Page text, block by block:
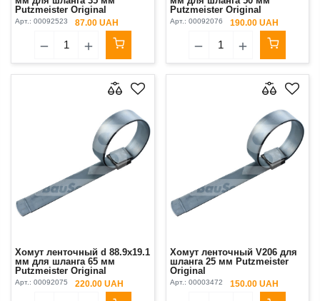
Putzmeister Original
Арт.: 00092523 87.00 UAH
Putzmeister Original
Арт.: 00092076 190.00 UAH
Хомут ленточный d 88.9х19.1
мм для шланга 65 мм
Putzmeister Original
Арт.: 00092075 220.00 UAH
Хомут ленточный V206 для
шланга 25 мм Putzmeister
Original
Арт.: 00003472 150.00 UAH